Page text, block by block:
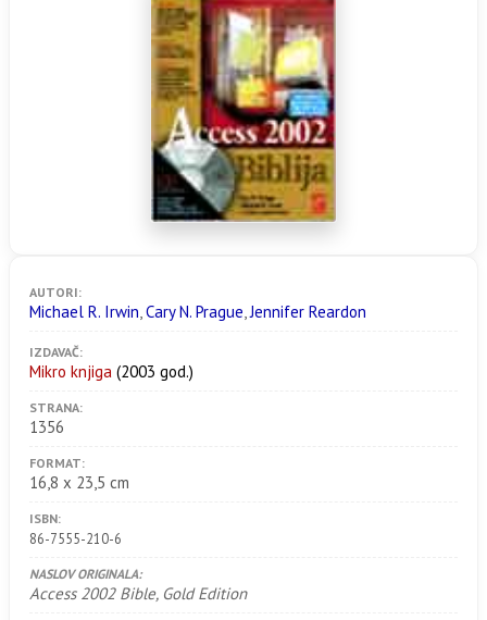
AUTORI:
Michael R. Irwin,Cary N. Prague,Jennifer Reardon
IZDAVAČ:
Mikro knjiga (2003 god.)
STRANA:
1356
FORMAT:
16,8 x 23,5 cm
ISBN:
86-7555-210-6
NASLOV ORIGINALA:
Access 2002 Bible, Gold Edition